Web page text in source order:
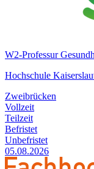
W2-Professur
Hochschule
Zweibrücken
Vollzeit
Teilzeit
Befristet
Unbefristet
05.08.2026